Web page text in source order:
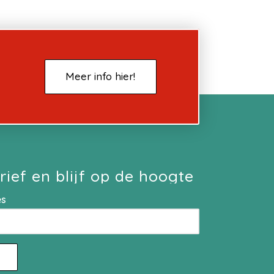
Meer info hier!
en blijf op de hoogte